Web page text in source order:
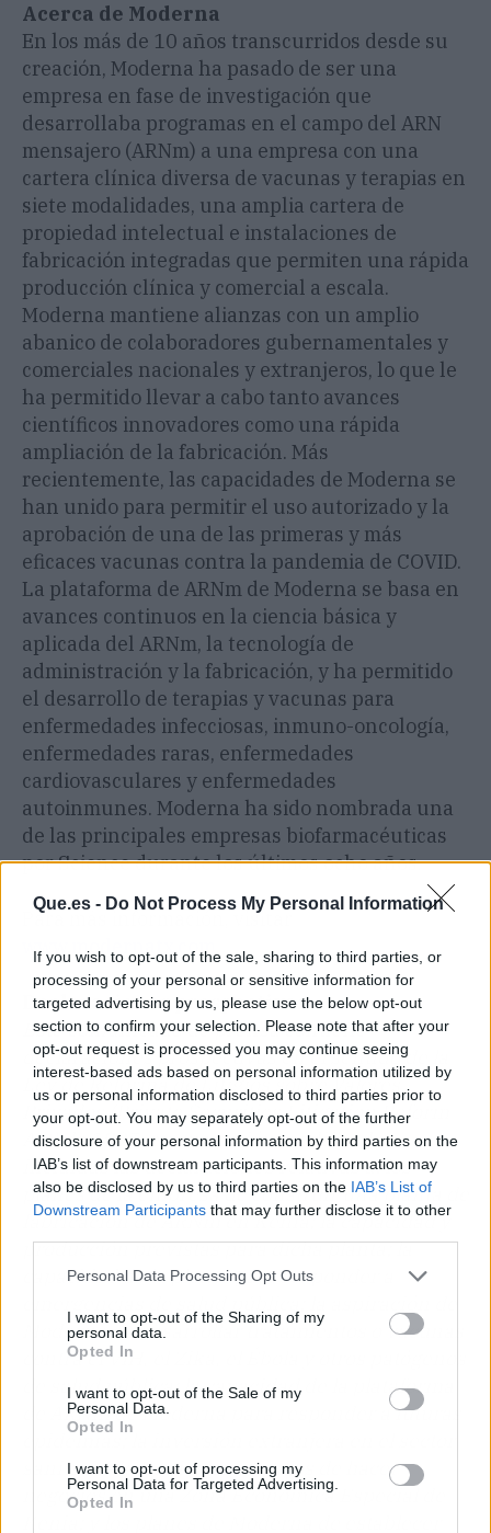
Que.es - Do Not Process My Personal Information
If you wish to opt-out of the sale, sharing to third parties, or
processing of your personal or sensitive information for
targeted advertising by us, please use the below opt-out
section to confirm your selection. Please note that after your
opt-out request is processed you may continue seeing
interest-based ads based on personal information utilized by
us or personal information disclosed to third parties prior to
your opt-out. You may separately opt-out of the further
disclosure of your personal information by third parties on the
IAB’s list of downstream participants. This information may
also be disclosed by us to third parties on the IAB’s List of
Downstream Participants that may further disclose it to other
Personal Data Processing Opt Outs
I want to opt-out of the Sharing of my
personal data.
Opted In
I want to opt-out of the Sale of my
Personal Data.
Opted In
I want to opt-out of processing my
Personal Data for Targeted Advertising.
Opted In
Acerca de Moderna
En los más de 10 años transcurridos desde su
creación, Moderna ha pasado de ser una
empresa en fase de investigación que
desarrollaba programas en el campo del ARN
mensajero (ARNm) a una empresa con una
cartera clínica diversa de vacunas y terapias en
siete modalidades, una amplia cartera de
propiedad intelectual e instalaciones de
fabricación integradas que permiten una rápida
producción clínica y comercial a escala.
Moderna mantiene alianzas con un amplio
abanico de colaboradores gubernamentales y
comerciales nacionales y extranjeros, lo que le
ha permitido llevar a cabo tanto avances
científicos innovadores como una rápida
ampliación de la fabricación. Más
recientemente, las capacidades de Moderna se
han unido para permitir el uso autorizado y la
aprobación de una de las primeras y más
eficaces vacunas contra la pandemia de COVID.
La plataforma de ARNm de Moderna se basa en
avances continuos en la ciencia básica y
aplicada del ARNm, la tecnología de
administración y la fabricación, y ha permitido
el desarrollo de terapias y vacunas para
enfermedades infecciosas, inmuno-oncología,
enfermedades raras, enfermedades
cardiovasculares y enfermedades
autoinmunes. Moderna ha sido nombrada una
de las principales empresas biofarmacéuticas
por Science durante los últimos ocho años.
Para más información, visitar
www.modernatx.com
Declaraciones prospectivas
Este comunicado de prensa contiene
declaraciones prospectivas en el sentido de la
Ley de Reforma de Litigios sobre Valores
Privados (Private Securities Litigation Reform
Act) de 1995, en su versión modificada,
incluidas las declaraciones relativas a: los
planes de la empresa de construir una planta de
fabricación de ARNm en Kenia; la capacidad y
producción previstas para dicha planta; la
capacidad de la planta para responder a
Moderna de desarrollar tratamientos o vacunas
contra el VIH, el Zika, el Ébola y otros patógenos
de salud pública; la capacidad de la plataforma
de ARNm de Moderna para responder a futuras
epidemias; la inversión extranjera en el sector
sanitario de Kenia; las ventajas de hacer
negocios en una Zona Económica Especial de